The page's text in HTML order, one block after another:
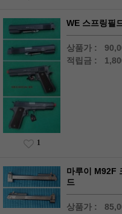
WE 스프링필
상품가 :
적립금 :
1
마루이 M92F
드
상품가 :